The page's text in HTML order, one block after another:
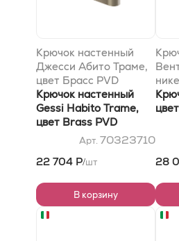
Крючок настенный
Джесси Абито Траме,
цвет Брасс PVD
Крючок настенный
Gessi Habito Trame,
цвет Brass PVD
Арт. 70323710
22 704 Р/шт
В корзину
28